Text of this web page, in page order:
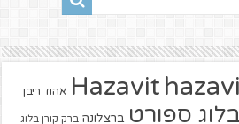
Hazavit אהוד ריבן
בלוג ספורט ברצלונה ברק קורן בלוג